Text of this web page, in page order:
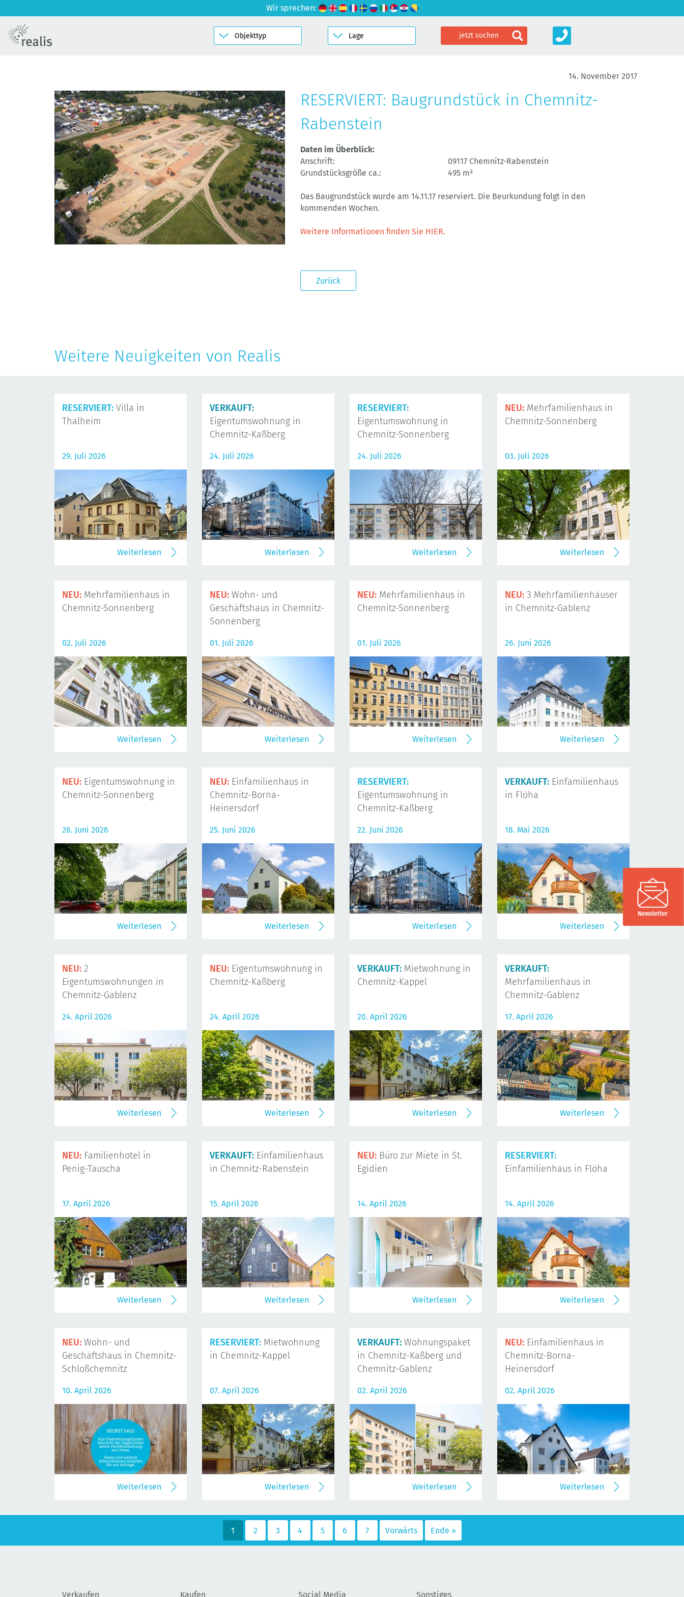
Wir sprechen:
14. November 2017
RESERVIERT: Baugrundstück in Chemnitz-
Rabenstein
Daten im Überblick:
Anschrift:
09117 Chemnitz-Rabenstein
Grundstücksgröße ca.:
495 m²
Das Baugrundstück wurde am 14.11.17 reserviert. Die Beurkundung folgt in den
kommenden Wochen.
Weitere Informationen finden Sie HIER.
Zurück
Weitere Neuigkeiten von Realis
RESERVIERT: Villa in
Thalheim
29. Juli 2026
Weiterlesen
VERKAUFT:
Eigentumswohnung in
Chemnitz-Kaßberg
24. Juli 2026
Weiterlesen
RESERVIERT:
Eigentumswohnung in
Chemnitz-Sonnenberg
24. Juli 2026
Weiterlesen
NEU: Mehrfamilienhaus in
Chemnitz-Sonnenberg
03. Juli 2026
Weiterlesen
NEU: Mehrfamilienhaus in
Chemnitz-Sonnenberg
02. Juli 2026
Weiterlesen
NEU: Wohn- und
Geschäftshaus in Chemnitz-
Sonnenberg
01. Juli 2026
Weiterlesen
NEU: Mehrfamilienhaus in
Chemnitz-Sonnenberg
01. Juli 2026
Weiterlesen
NEU: 3 Mehrfamilienhäuser
in Chemnitz-Gablenz
26. Juni 2026
Weiterlesen
NEU: Eigentumswohnung in
Chemnitz-Sonnenberg
26. Juni 2026
Weiterlesen
NEU: Einfamilienhaus in
Chemnitz-Borna-
Heinersdorf
25. Juni 2026
Weiterlesen
RESERVIERT:
Eigentumswohnung in
Chemnitz-Kaßberg
22. Juni 2026
Weiterlesen
VERKAUFT: Einfamilienhaus
in Flöha
18. Mai 2026
Weiterlesen
NEU: 2
Eigentumswohnungen in
Chemnitz-Gablenz
24. April 2026
Weiterlesen
NEU: Eigentumswohnung in
Chemnitz-Kaßberg
24. April 2026
Weiterlesen
VERKAUFT: Mietwohnung in
Chemnitz-Kappel
20. April 2026
Weiterlesen
VERKAUFT:
Mehrfamilienhaus in
Chemnitz-Gablenz
17. April 2026
Weiterlesen
NEU: Familienhotel in
Penig-Tauscha
17. April 2026
Weiterlesen
VERKAUFT: Einfamilienhaus
in Chemnitz-Rabenstein
15. April 2026
Weiterlesen
NEU: Büro zur Miete in St.
Egidien
14. April 2026
Weiterlesen
RESERVIERT:
Einfamilienhaus in Flöha
14. April 2026
Weiterlesen
NEU: Wohn- und
Geschäftshaus in Chemnitz-
Schloßchemnitz
10. April 2026
Weiterlesen
RESERVIERT: Mietwohnung
in Chemnitz-Kappel
07. April 2026
Weiterlesen
VERKAUFT: Wohnungspaket
in Chemnitz-Kaßberg und
Chemnitz-Gablenz
02. April 2026
Weiterlesen
NEU: Einfamilienhaus in
Chemnitz-Borna-
Heinersdorf
02. April 2026
Weiterlesen
1 2 3 4 5 6 7 Vorwärts Ende »
Verkaufen Kaufen Social Media Sonstiges